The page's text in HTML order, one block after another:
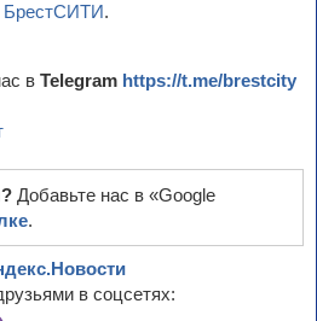
БрестСИТИ.
в Telegram https://t.me/brestcity
Добавьте нас в «Google
.
в соцсетях: